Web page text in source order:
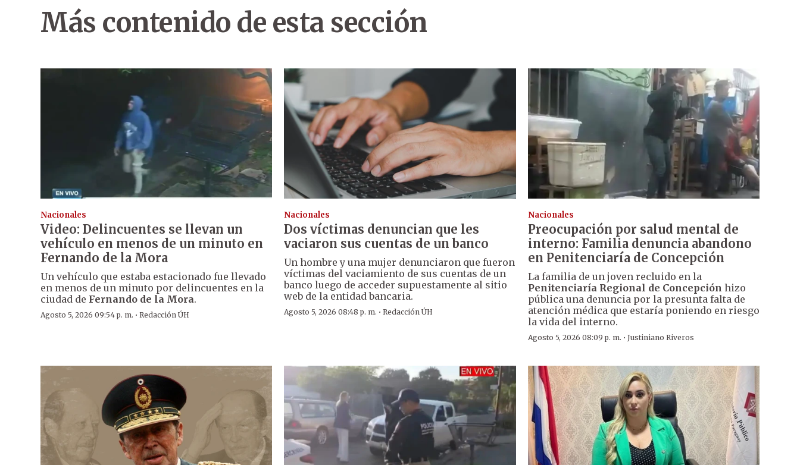
Más contenido de esta sección
Nacionales
Video: Delincuentes se llevan un
vehículo en menos de un minuto en
Fernando de la Mora
Un vehículo que estaba estacionado fue llevado
en menos de un minuto por delincuentes en la
ciudad de Fernando de la Mora.
Agosto 5, 2026 09:54 p. m. · Redacción ÚH
Nacionales
Dos víctimas denuncian que les
vaciaron sus cuentas de un banco
Un hombre y una mujer denunciaron que fueron
víctimas del vaciamiento de sus cuentas de un
banco luego de acceder supuestamente al sitio
web de la entidad bancaria.
Agosto 5, 2026 08:48 p. m. ·Redacción ÚH
Nacionales
Preocupación por salud mental de
interno: Familia denuncia abandono
en Penitenciaría de Concepción
La familia de un joven recluido en la
Penitenciaría Regional de Concepción hizo
pública una denuncia por la presunta falta de
atención médica que estaría poniendo en riesgo
la vida del interno.
Agosto 5, 2026 08:09 p. m. · Justiniano Riveros